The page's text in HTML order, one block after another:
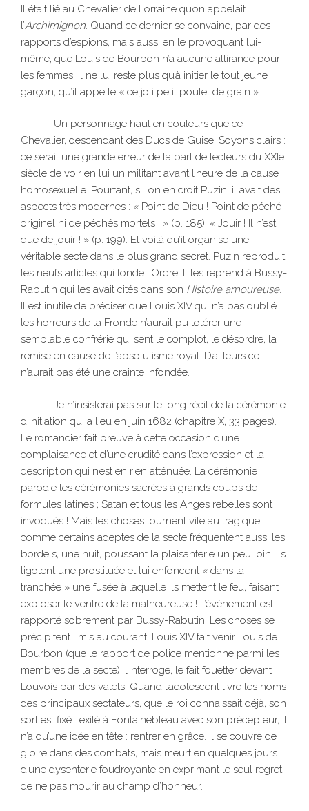
Il était lié au Chevalier de Lorraine qu’on appelait
l’Archimignon. Quand ce dernier se convainc, par des
rapports d’espions, mais aussi en le provoquant lui-
même, que Louis de Bourbon n’a aucune attirance pour
les femmes, il ne lui reste plus qu’à initier le tout jeune
garçon, qu’il appelle « ce joli petit poulet de grain ».
Un personnage haut en couleurs que ce
Chevalier, descendant des Ducs de Guise. Soyons clairs :
ce serait une grande erreur de la part de lecteurs du XXIe
siècle de voir en lui un militant avant l’heure de la cause
homosexuelle. Pourtant, si l’on en croit Puzin, il avait des
aspects très modernes : « Point de Dieu ! Point de péché
originel ni de péchés mortels ! » (p. 185). « Jouir ! Il n’est
que de jouir ! » (p. 199). Et voilà qu’il organise une
véritable secte dans le plus grand secret. Puzin reproduit
les neufs articles qui fonde l’Ordre. Il les reprend à Bussy-
Rabutin qui les avait cités dans son Histoire amoureuse.
Il est inutile de préciser que Louis XIV qui n’a pas oublié
les horreurs de la Fronde n’aurait pu tolérer une
semblable confrérie qui sent le complot, le désordre, la
remise en cause de l’absolutisme royal. D’ailleurs ce
n’aurait pas été une crainte infondée.
Je n’insisterai pas sur le long récit de la cérémonie
d’initiation qui a lieu en juin 1682 (chapitre X, 33 pages).
Le romancier fait preuve à cette occasion d’une
complaisance et d’une crudité dans l’expression et la
description qui n’est en rien atténuée. La cérémonie
parodie les cérémonies sacrées à grands coups de
formules latines ; Satan et tous les Anges rebelles sont
invoqués ! Mais les choses tournent vite au tragique :
comme certains adeptes de la secte fréquentent aussi les
bordels, une nuit, poussant la plaisanterie un peu loin, ils
ligotent une prostituée et lui enfoncent « dans la
tranchée » une fusée à laquelle ils mettent le feu, faisant
exploser le ventre de la malheureuse ! L’événement est
rapporté sobrement par Bussy-Rabutin. Les choses se
précipitent : mis au courant, Louis XIV fait venir Louis de
Bourbon (que le rapport de police mentionne parmi les
membres de la secte), l’interroge, le fait fouetter devant
Louvois par des valets. Quand l’adolescent livre les noms
des principaux sectateurs, que le roi connaissait déjà, son
sort est fixé : exilé à Fontainebleau avec son précepteur, il
n’a qu’une idée en tête : rentrer en grâce. Il se couvre de
gloire dans des combats, mais meurt en quelques jours
d’une dysenterie foudroyante en exprimant le seul regret
de ne pas mourir au champ d’honneur.